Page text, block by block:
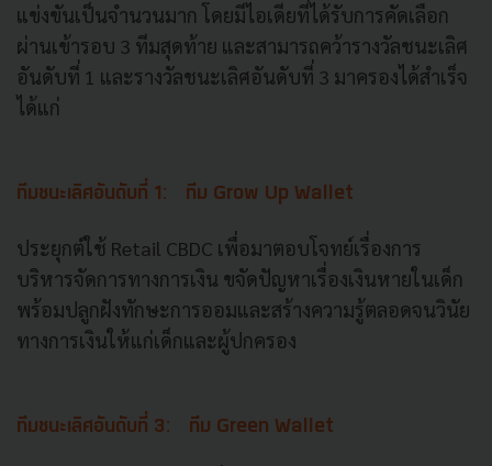
แข่งขันเป็นจำนวนมาก โดยมีไอเดียที่ได้รับการคัดเลือก
ผ่านเข้ารอบ 3 ทีมสุดท้าย และสามารถคว้ารางวัลชนะเลิศ
อันดับที่ 1 และรางวัลชนะเลิศอันดับที่ 3 มาครองได้สำเร็จ
ได้แก่
ทีมชนะเลิศอันดับที่ 1: ทีม Grow Up Wallet
ประยุกต์ใช้ Retail CBDC เพื่อมาตอบโจทย์เรื่องการ
บริหารจัดการทางการเงิน ขจัดปัญหาเรื่องเงินหายในเด็ก
พร้อมปลูกฝังทักษะการออมและสร้างความรู้ตลอดจนวินัย
ทางการเงินให้แก่เด็กและผู้ปกครอง
ทีมชนะเลิศอันดับที่ 3: ทีม Green Wallet